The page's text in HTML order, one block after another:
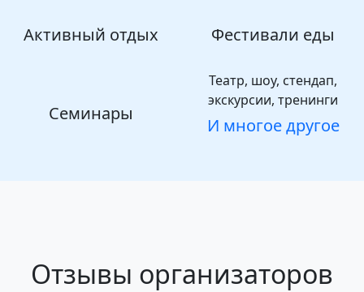
Активный отдых Фестивали еды
Семинары
Театр, шоу, стендап,
экскурсии, тренинги
И многое другое
Отзывы организаторов